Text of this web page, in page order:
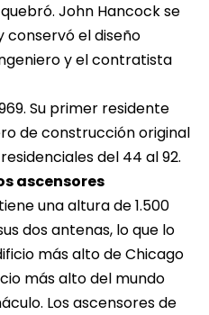
John Hancock se
conservó el diseño
y el contratista
Su primer residente
de construcción original
del 44 al 92.
ascensores
una altura de 1.500
dos antenas, lo que lo
más alto de Chicago
más alto del mundo
Los ascensores de